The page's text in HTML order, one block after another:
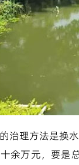
治理方法是换
余万元，要是